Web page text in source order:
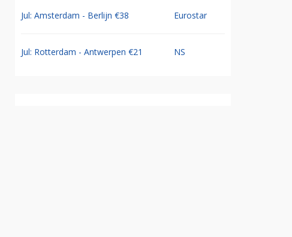
Jul: Amsterdam - Berlijn €38 Eurostar
Jul: Rotterdam - Antwerpen €21 NS